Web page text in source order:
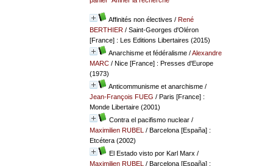
Affinités non électives / René
BERTHIER/ Saint-Georges d'Oléron
[France] : Les Editions Libertaires (2015)
Anarchisme et fédéralisme/Alexandre
MARC/ Nice [France] : Presses d'Europe
(1973)
Anticommunisme et anarchisme/
Jean-François FUEG / Paris [France] :
Monde Libertaire (2001)
Contra el pacifismo nuclear/
Maximilien RUBEL / Barcelona [España] :
Etcétera (2002)
El Estado visto por Karl Marx /
Maximilien RUBEL / Barcelona [España] :